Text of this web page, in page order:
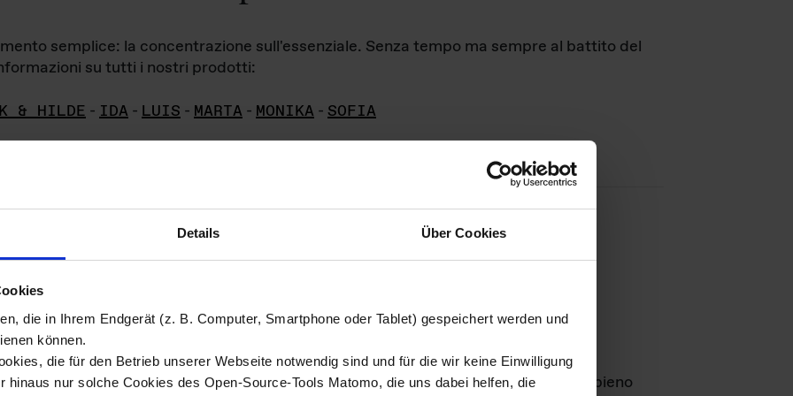
Details Über Cookies
die in Ihrem Endgerät (z. B. Computer, Smartphone oder Tablet) gespeichert werden und
können.
die für den Betrieb unserer Webseite notwendig sind und für die wir keine Einwilligung
hinaus nur solche Cookies des Open-Source-Tools Matomo, die uns dabei helfen, die
semplice: la concentrazione sull'essenziale. Senza tempo ma sempre al battito del
su tutti i nostri prodotti:
& HILDE - IDA - LUIS - MARTA - MONIKA - SOFIA
di immagini
materiale fotografico sono detenuti daDas ganze LebenGmbH e rimangono in pieno